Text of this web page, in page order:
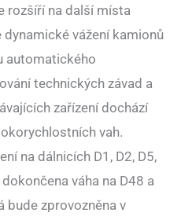
rozšíří na další místa
vážení kamionů
automatického
technických závad a
zařízení dochází
vah.
na dálnicích D1, D2, D5,
váha na D48 a
bude zprovozněna v